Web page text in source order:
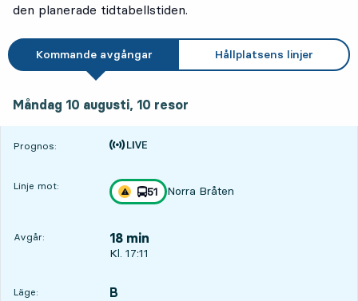
den planerade tidtabellstiden.
Kommande avgångar Hållplatsens linjer
Måndag 10 augusti, 10 resor
Prognos:
Tiden är prognos
Linje mot:
Trafikstörning på resan finns
linje
51
mot
Norra Bråten
,
Avgår: 18 min
Avgår, Kl. 17:11, om 18 min
Kl. 17:11
Läge:
LÄGE, B
,